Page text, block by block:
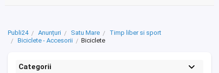
Publi24 Anunțuri Satu Mare
Timp liber si sport
Biciclete - Accesorii
Biciclete
Categorii